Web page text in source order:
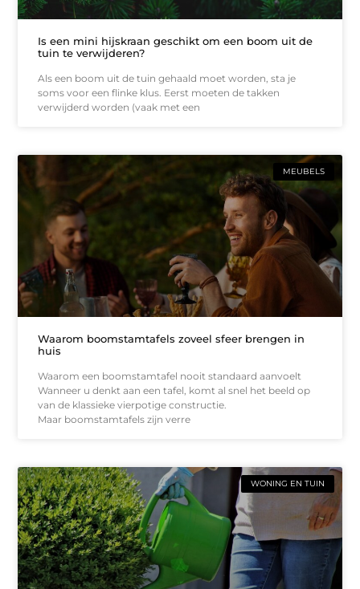
Is een mini hijskraan geschikt om een boom uit de
tuin te verwijderen?
Als een boom uit de tuin gehaald moet worden, sta je
soms voor een flinke klus. Eerst moeten de takken
verwijderd worden (vaak met een
MEUBELS
Waarom boomstamtafels zoveel sfeer brengen in
huis
Waarom een boomstamtafel nooit standaard aanvoelt
Wanneer u denkt aan een tafel, komt al snel het beeld op
van de klassieke vierpotige constructie.
Maar boomstamtafels zijn verre
WONING EN TUIN